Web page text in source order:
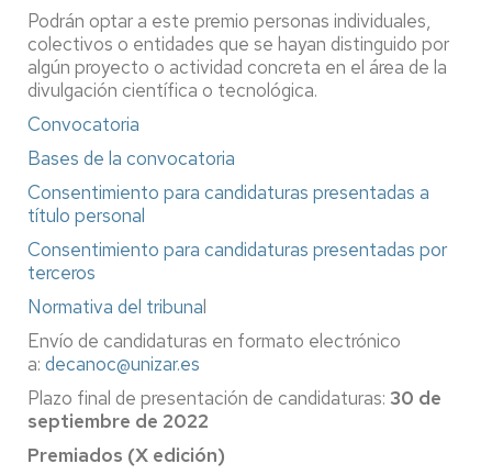
Podrán optar a este premio personas individuales,
colectivos o entidades que se hayan distinguido por
algún proyecto o actividad concreta en el área de la
divulgación científica o tecnológica.
Convocatoria
Bases de la convocatoria
Consentimiento para candidaturas presentadas a
título personal
Consentimiento para candidaturas presentadas por
terceros
Normativa del tribunal
Envío de candidaturas en formato electrónico
a: decanoc@unizar.es
Plazo final de presentación de candidaturas: 30 de
septiembre de 2022
Premiados (X edición)